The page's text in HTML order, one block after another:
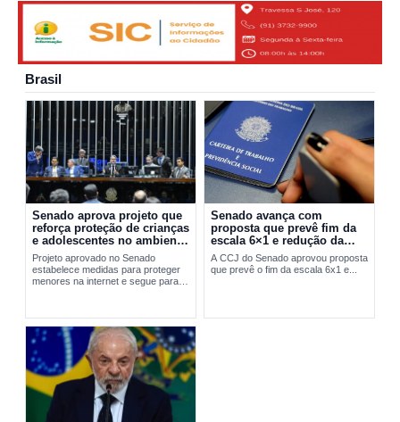
Brasil
Senado aprova projeto que
reforça proteção de crianças
e adolescentes no ambiente
digital
Projeto aprovado no Senado
estabelece medidas para proteger
menores na internet e segue para
Senado avança com
proposta que prevê fim da
escala 6×1 e redução da
jornada de trabalho
A CCJ do Senado aprovou proposta
que prevê o fim da escala 6x1 e...